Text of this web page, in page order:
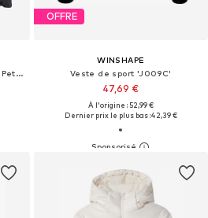
Veste de sport 'Mercedes AMG Petronas Formula 1 Team'
OFFRE
WINSHAPE
Veste de sport 'J009C'
47,69 €
À l'origine : 52,99 €
Dernier prix le plus bas :42,39 €